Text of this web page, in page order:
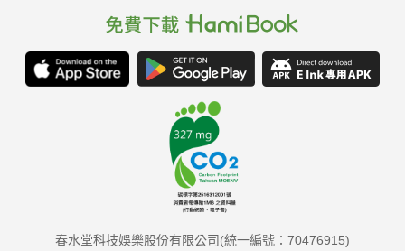
春水堂科技娛樂股份有限公司(統一編號：70476915)